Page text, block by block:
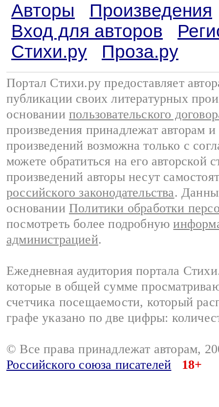
Авторы
Произведения
Вход для авторов
Стихи.ру
Проза.ру
Портал Стихи.ру предоставляет
публикации своих литературных
основании пользовательского
произведения принадлежат авторам
произведений возможна только с
можете обратиться на его авторской
произведений авторы несут
российского законодательства.
основании Политики обработки
посмотреть более подробную
администрацией.
Ежедневная аудитория портала
которые в общей сумме
счетчика посещаемости, который
графе указано по две цифры:
© Все права принадлежат авторам,
Российского союза писателей
18+